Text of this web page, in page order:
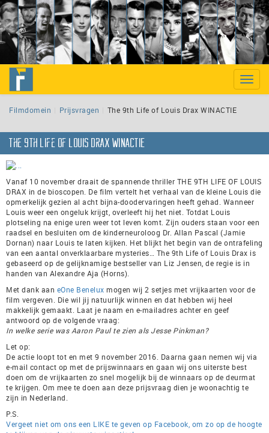
Previous
Toggle
Filmdomein Prijsvragen The 9th Life of Louis Drax WINACTIE
The 9th Life of Louis Drax WINACTIE
Vanaf 10 november draait de spannende thriller THE 9TH LIFE OF LOUIS
DRAX in de bioscopen. De film vertelt het verhaal van de kleine Louis die
opmerkelijk gezien al acht bijna-doodervaringen heeft gehad. Wanneer
Louis weer een ongeluk krijgt, overleeft hij het niet. Totdat Louis
plotseling na enige uren weer tot leven komt. Zijn ouders staan voor een
raadsel en besluiten om de kinderneuroloog Dr. Allan Pascal (Jamie
Dornan) naar Louis te laten kijken. Het blijkt het begin van de ontrafeling
van een aantal onverklaarbare mysteries… The 9th Life of Louis Drax is
gebaseerd op de gelijknamige bestseller van Liz Jensen, de regie is in
handen van Alexandre Aja (Horns).
Met dank aan eOne Benelux mogen wij 2 setjes met vrijkaarten voor de
film vergeven. Die wil jij natuurlijk winnen en dat hebben wij heel
makkelijk gemaakt. Laat je naam en e-mailadres achter en geef
antwoord op de volgende vraag:
In welke serie was Aaron Paul te zien als Jesse Pinkman?
Let op:
De actie loopt tot en met 9 november 2016. Daarna gaan nemen wij via
e-mail contact op met de prijswinnaars en gaan wij ons uiterste best
doen om de vrijkaarten zo snel mogelijk bij de winnaars op de deurmat
te krijgen. Om mee te doen aan deze prijsvraag dien je woonachtig te
zijn in Nederland.
P.S.
Vergeet niet om ons een LIKE te geven op Facebook, om zo op de hoogte